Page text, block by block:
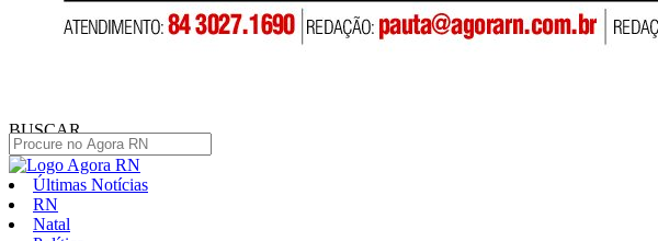
BUSCAR
Últimas Notícias
RN
Natal